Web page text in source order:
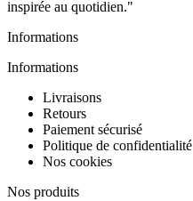
inspirée au quotidien."
Informations
Informations
Livraisons
Retours
Paiement sécurisé
Politique de confidentialité
Nos cookies
Nos produits